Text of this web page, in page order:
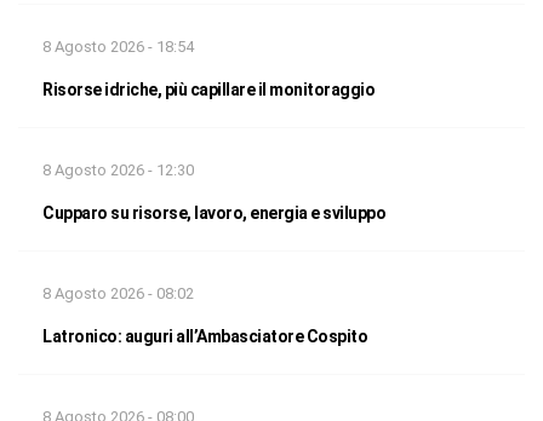
8 Agosto 2026 - 18:54
Risorse idriche, più capillare il monitoraggio
8 Agosto 2026 - 12:30
Cupparo su risorse, lavoro, energia e sviluppo
8 Agosto 2026 - 08:02
Latronico: auguri all’Ambasciatore Cospito
8 Agosto 2026 - 08:00